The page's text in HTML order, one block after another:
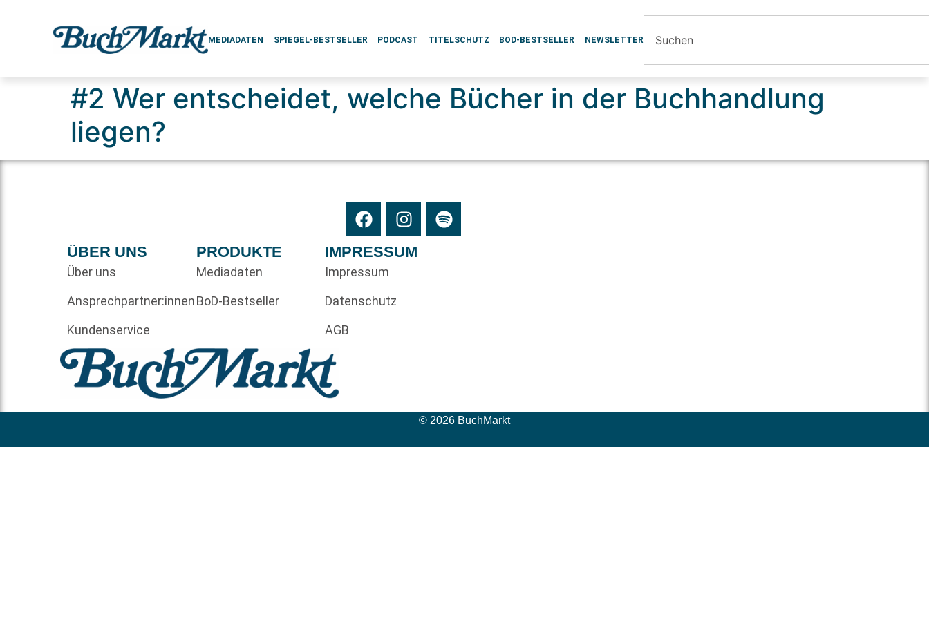
MEDIADATEN SPIEGEL-BESTSELLER PODCAST TITELSCHUTZ BOD-BESTSELLER NEWSLETTER
#2 Wer entscheidet, welche Bücher in der Buchhandlung
liegen?
ÜBER UNS
Über uns
Ansprechpartner:innen
Kundenservice
PRODUKTE
Mediadaten
BoD-Bestseller
IMPRESSUM
Impressum
Datenschutz
AGB
© 2026 BuchMarkt